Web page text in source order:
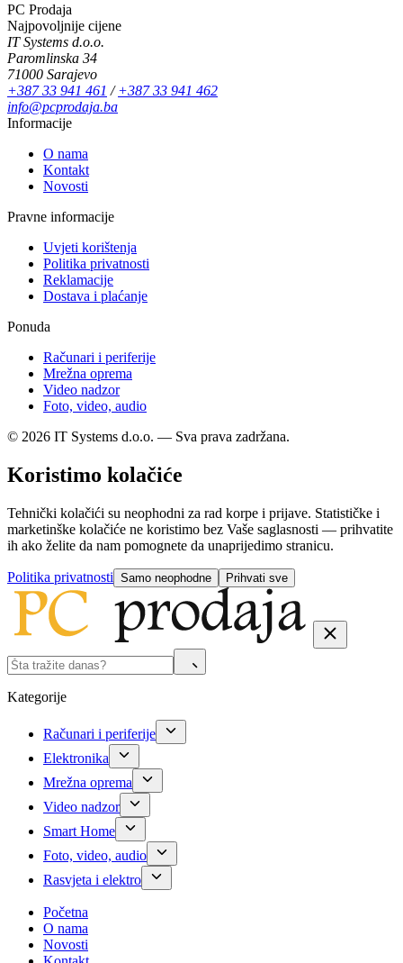
PC Prodaja
Najpovoljnije cijene
IT Systems d.o.o.
Paromlinska 34
71000 Sarajevo
+387 33 941 461 /+387 33 941 462
info@pcprodaja.ba
Informacije
O nama
Kontakt
Novosti
Pravne informacije
Uvjeti korištenja
Politika privatnosti
Reklamacije
Dostava i plaćanje
Ponuda
Računari i periferije
Mrežna oprema
Video nadzor
Foto, video, audio
© 2026 IT Systems d.o.o. — Sva prava zadržana.
Koristimo kolačiće
Tehnički kolačići su neophodni za rad korpe i prijave. Statističke i
marketinške kolačiće ne koristimo bez Vaše saglasnosti — prihvatite
ih ako želite da nam pomognete da unaprijedimo stranicu.
Politika privatnosti Samo neophodne Prihvati sve
Kategorije
Računari i periferije
Elektronika
Mrežna oprema
Video nadzor
Smart Home
Foto, video, audio
Rasvjeta i elektro
Početna
O nama
Novosti